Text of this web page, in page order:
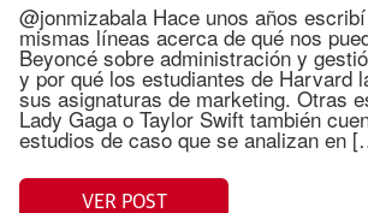
@jonmizabala Hace unos años
mismas líneas acerca de qué nos
Beyoncé sobre administración y
y por qué los estudiantes de Harvard
sus asignaturas de marketing. Otras
Lady Gaga o Taylor Swift también
estudios de caso que se analizan en
VER POST